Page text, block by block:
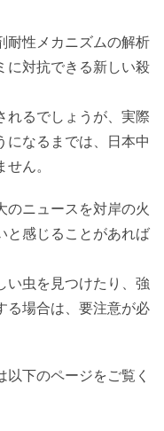
耐性メカニズムの解析
に対抗できる新しい殺
れるでしょうが、実際
になるまでは、日本中
ん。
のニュースを対岸の火
と感じることがあれば
い虫を見つけたり、強
る場合は、要注意が必
以下のページをご覧く